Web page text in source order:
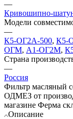
—
Кривошипно-
Модели
—
К5-ОГ2А-500, К5-
ОГМ, А1-ОГ2М,
Страна
—
Россия
Фильтр масляный
ОДМЕЗ от
магазине Ферма
Описание